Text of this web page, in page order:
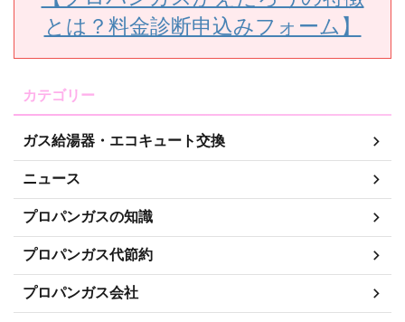
とは？料金診断申込みフォーム】
カテゴリー
ガス給湯器・エコキュート交換
ニュース
プロパンガスの知識
プロパンガス代節約
プロパンガス会社